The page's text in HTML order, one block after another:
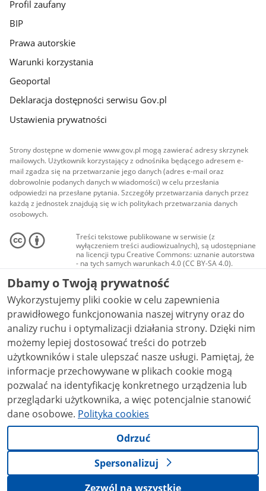
Profil zaufany
BIP
Prawa autorskie
Warunki korzystania
Geoportal
Deklaracja dostępności serwisu Gov.pl
Ustawienia prywatności
Strony dostępne w domenie www.gov.pl mogą zawierać adresy skrzynek
mailowych. Użytkownik korzystający z odnośnika będącego adresem e-
mail zgadza się na przetwarzanie jego danych (adres e-mail oraz
dobrowolnie podanych danych w wiadomości) w celu przesłania
odpowiedzi na przesłane pytania. Szczegóły przetwarzania danych przez
każdą z jednostek znajdują się w ich politykach przetwarzania danych
osobowych.
Treści tekstowe publikowane w serwisie (z
wyłączeniem treści audiowizualnych), są udostępniane
na licencji typu Creative Commons: uznanie autorstwa
- na tych samych warunkach 4.0 (CC BY-SA 4.0).
Materiały audiowizualne, w tym zdjęcia, materiały
audio i wideo, są udostępniane na licencji typu
Creative Commons: uznanie autorstwa użycie
niekomercyjne - bez utworów zależnych 4.0 (CC BY-
NC-ND 4.0), o ile nie jest to stwierdzone inaczej.
Dbamy o Twoją prywatność
Wykorzystujemy pliki cookie w celu zapewnienia
prawidłowego funkcjonowania naszej witryny oraz do
analizy ruchu i optymalizacji działania strony. Dzięki nim
możemy lepiej dostosować treści do potrzeb
użytkowników i stale ulepszać nasze usługi. Pamiętaj, że
informacje przechowywane w plikach cookie mogą
pozwalać na identyfikację konkretnego urządzenia lub
przeglądarki użytkownika, a więc potencjalnie stanowić
dane osobowe. Polityka cookies
Odrzuć
Spersonalizuj
Zezwól na wszystkie